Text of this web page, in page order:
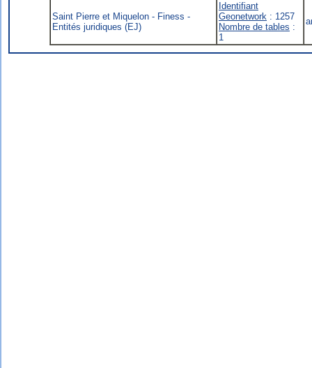
Saint Pierre et Miquelon - Finess -
Entités juridiques (EJ)
Identifiant
Geonetwork : 1257
Nombre de tables :
1